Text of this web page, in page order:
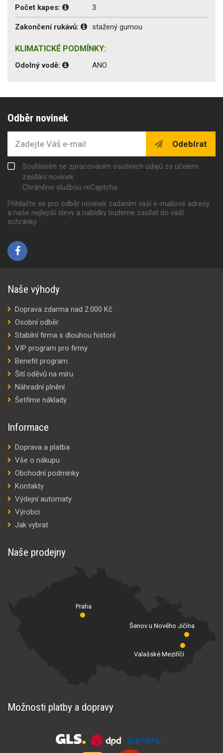
Počet kapes: 3
Zakončení rukávů: stažený gumou
KLIMATICKÉ PODMÍNKY:
Odolný vodě: ANO
Odběr novinek
Odebírat
Souhlasím se zpracováním osobních údajů za účelem
zasílání novinek
Chráněno službou reCaptcha
Přihlašte se pro odběr novinek zadaním vaší e-mailové adresy
a naše nejlepší slevy a nabídky budeme zasílat do vaší
schránky.
Naše výhody
Doprava zdarma nad 2.000 Kč
Osobní odběr
Stabilní firma s dlouhou historií
VIP program pro firmy
Benefit program
Šití oděvů na míru
Náhradní plnění
Šetříme náklady
Informace
Doprava a platba
Vše o nákupu
Obchodní podmínky
Kontakty
Výdejní automaty
Výrobci
Jak vybrat
Naše prodejny
Praha
Valašské Meziříčí
Šenov u Nového Jičína
Možnosti platby a dopravy